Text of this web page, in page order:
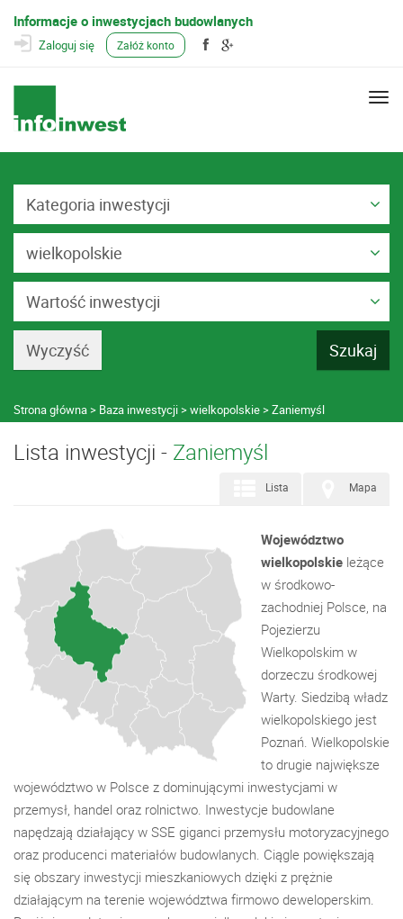
Informacje o inwestycjach budowlanych
Zaloguj się Załóż konto
Kategoria inwestycji
wielkopolskie
Wartość inwestycji
Strona główna Baza inwestycji wielkopolskie Zaniemyśl
Lista inwestycji - Zaniemyśl
Mapa
Lista
Województwo
wielkopolskie leżące
w środkowo-
zachodniej Polsce, na
Pojezierzu
Wielkopolskim w
dorzeczu środkowej
Warty. Siedzibą władz
wielkopolskiego jest
Poznań. Wielkopolskie
to drugie największe
województwo w Polsce z dominującymi inwestycjami w
przemysł, handel oraz rolnictwo. Inwestycje budowlane
napędzają działający w SSE giganci przemysłu motoryzacyjnego
oraz producenci materiałów budowlanych. Ciągle powiększają
się obszary inwestycji mieszkaniowych dzięki z prężnie
działającym na terenie województwa firmowo deweloperskim.